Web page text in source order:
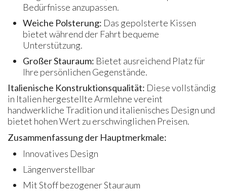
Bedürfnisse anzupassen.
Weiche Polsterung: Das gepolsterte Kissen
bietet während der Fahrt bequeme
Unterstützung.
Großer Stauraum: Bietet ausreichend Platz für
Ihre persönlichen Gegenstände.
Italienische Konstruktionsqualität: Diese vollständig
in Italien hergestellte Armlehne vereint
handwerkliche Tradition und italienisches Design und
bietet hohen Wert zu erschwinglichen Preisen.
Zusammenfassung der Hauptmerkmale:
Innovatives Design
Längenverstellbar
Mit Stoff bezogener Stauraum